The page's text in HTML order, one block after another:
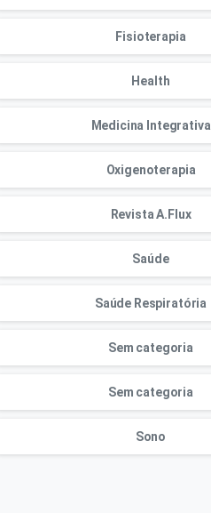
Fisioterapia
Health
Medicina Integrativa
Oxigenoterapia
Revista A.Flux
Saúde
Saúde Respiratória
Sem categoria
Sem categoria
Sono